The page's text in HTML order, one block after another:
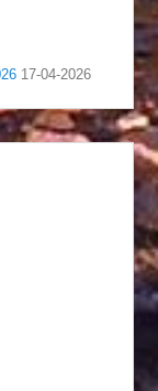
17-04-2026